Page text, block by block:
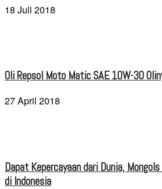
18 Juli 2018
Oli Repsol Moto Matic SAE 10W-30
27 April 2018
Dapat Kepercayaan dari Dunia,
di Indonesia